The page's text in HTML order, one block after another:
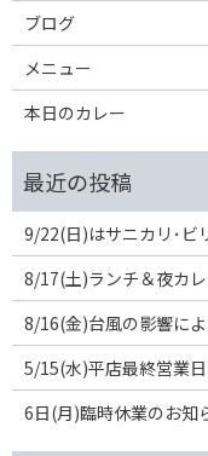
ブログ
メニュー
本日のカレー
9/22(日)はサニカリ･ビ
8/17(土)ランチ＆夜カレ
8/16(金)台風の影響に
5/15(水)平店最終営業日
6日(月)臨時休業のお知